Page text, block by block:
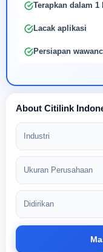
Terapkan dalam 1
Lacak aplikasi
Persiapan
About Citilink
Industri
Ukuran Perusahaan
Didirikan